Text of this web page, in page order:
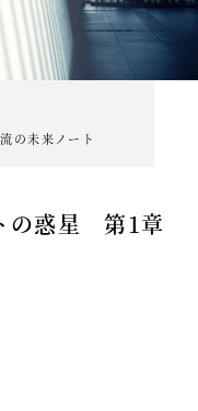
の未来ノート
の惑星 第1章